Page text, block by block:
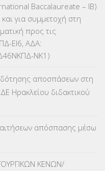
ΓΛΩΣΣΟΜΑΘΕΙΑΣ(135)
Baccalaureate – IB)
για συμμετοχή στη
προς τις
ΕΙ6, ΑΔΑ:
ΝΚ1)
αποσπάσεων στη
Ηρακλείου διδακτικού
απόσπασης μέσω
ΚΕΝΩΝ/